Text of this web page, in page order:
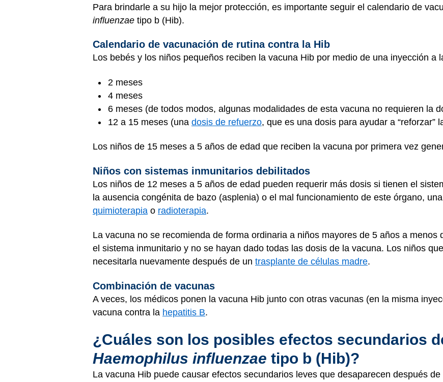
Para brindarle a su hijo la mejor protección, es importante seguir el calendario de
influenzae tipo b (Hib).
Calendario de vacunación de rutina contra la Hib
Los bebés y los niños pequeños reciben la vacuna Hib por medio de una inyección a
2 meses
4 meses
6 meses (de todos modos, algunas modalidades de esta vacuna no requieren la
12 a 15 meses (una dosis de refuerzo, que es una dosis para ayudar a “reforzar”
Los niños de 15 meses a 5 años de edad que reciben la vacuna por primera vez
Niños con sistemas inmunitarios debilitados
Los niños de 12 meses a 5 años de edad pueden requerir más dosis si tienen el
la ausencia congénita de bazo (asplenia) o el mal funcionamiento de este órgano, una
quimioterapia o radioterapia.
La vacuna no se recomienda de forma ordinaria a niños mayores de 5 años a menos
el sistema inmunitario y no se hayan dado todas las dosis de la vacuna. Los niños
necesitarla nuevamente después de un trasplante de células madre.
Combinación de vacunas
A veces, los médicos ponen la vacuna Hib junto con otras vacunas (en la misma
vacuna contra la hepatitis B.
¿Cuáles son los posibles efectos secundarios
Haemophilus influenzae tipo b (Hib)?
La vacuna Hib puede causar efectos secundarios leves que desaparecen después